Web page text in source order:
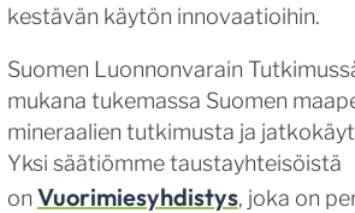
kestävän käytön innovaatioihin.
Suomen Luonnonvarain
mukana tukemassa Suomen
mineraalien tutkimusta ja
Yksi säätiömme taustayhteisöistä
on Vuorimiesyhdistys, joka on